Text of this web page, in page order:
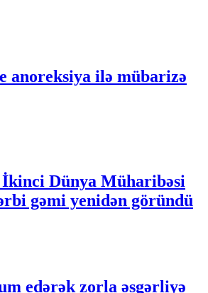
anoreksiya ilə mübarizə
İkinci Dünya Müharibəsi
gəmi yenidən göründü
edərək zorla əsgərliyə